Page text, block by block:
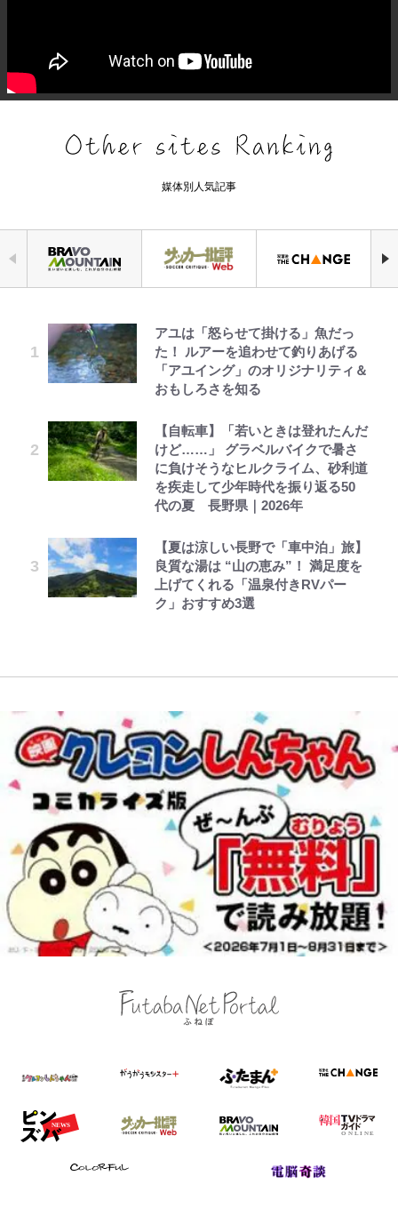
媒体別人気記事
アユは「怒らせて掛ける」魚だっ
た！ ルアーを追わせて釣りあげる
「アユイング」のオリジナリティ＆
おもしろさを知る
【自転車】「若いときは登れたんだ
けど……」 グラベルバイクで暑さ
に負けそうなヒルクライム、砂利道
を疾走して少年時代を振り返る50
代の夏 長野県｜2026年
【夏は涼しい長野で「車中泊」旅】
良質な湯は “山の恵み”！ 満足度を
上げてくれる「温泉付きRVパー
ク」おすすめ3選
｢モデルやってる｣｢かっけぇ｣三笘
薫がブライトン新ユニのモデルで完
全復活！“King”の帰還に｢チームか
ら大歓迎されてる｣｢元気な姿見れ
【W杯】日本代表FW上田綺世の爆
美女モデル妻｢ワンオペ苦言｣で動
画削除の波紋…一方で株を上げ続け
る大谷翔平妻｢最強の処世術」
｢お土産最高すぎ笑｣｢どうやって入
手？｣ブライトン帰還の三笘薫、同
僚に“ポケカ”をプレゼント！｢薫の
笑顔見れてよかった｣｢大喜びのリ
三代目魚武濱田成夫「すっごい勉強
ができない阿呆」が京都の名門美術
高校に受かった理由「落ちたと思っ
てたので合格発表も行かなかったん
元衆院議員・山尾志桜里が語る誹謗
中傷動画…「計り知れない」切り抜
き落選運動の影響と今語る「保育園
落ちた日本死ね」
FRUITS ZIPPER鎮西寿々歌が語る
『天才てれびくん』時代の学びと
22歳でアイドルの道を切り拓いた
「人生最大の決断」
空の轍と大地の雲と 第1回
レビュー『仮面家族』悠木シュン・
著
『ちいかわ』ファンの記憶に残る
「恐怖キャラ」の戦慄シーン 小さ
くてかわいい世界なのに「見た目か
らしてヤバイ…」
令和のNBAを先取りしていた!?
『SLAM DUNK』が30年前に描い
た「驚きの戦術」ストレッチ5に大
型ポイントガードも…
ZZ』いまだ語り継がれる「伝説の
トンデモシーン」 「Zザク」に
「謎の光」も…
公式-ヒロインが来る前に妊娠しま
した~詰んだはずの悪役令嬢です
が、どうやら違うようです~ 第1話
水準に耐えられないので貴族を目指
します~ 第37話(2)
公式-雑用付与術師が自分の最強に
気付くまで 第56話(1)
浅草は日本の心だゾ
とうちゃんが出世するゾ
「危ない」「やめて」第1子妊娠中
の田中みな実、ゴリゴリヒール着用
に心配の声…ザックリ衣装にも意見
続々
長瀬智也の“角刈りちっく短髪”変
貌姿に「超絶イケメン」大反響 意
味深「スネ毛ハラスメント」にも注
目
ちゃモテる」 年収7億円・お洒落・
包容力…超愛される日本代表